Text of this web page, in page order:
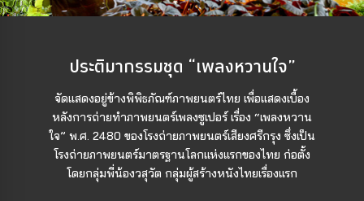
ประติมากรรมชุด “เพลงหวานใจ”
จัดแสดงอยู่ข้างพิพิธภัณฑ์ภาพยนตร์ไทย เพื่อแสดงเบื้อง
หลังการถ่ายทำภาพยนตร์เพลงซูเปอร์ เรื่อง “เพลงหวาน
ใจ” พ.ศ. 2480 ของโรงถ่ายภาพยนตร์เสียงศรีกรุง ซึ่งเป็น
โรงถ่ายภาพยนตร์มาตรฐานโลกแห่งแรกของไทย ก่อตั้ง
โดยกลุ่มพี่น้องวสุวัต กลุ่มผู้สร้างหนังไทยเรื่องแรก